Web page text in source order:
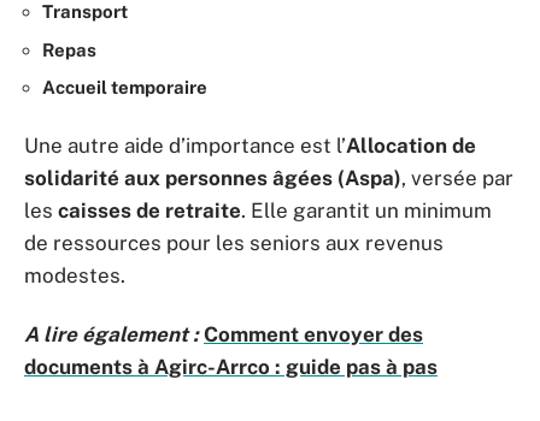
Transport
Repas
Accueil temporaire
Une autre aide d’importance est l’Allocation de
solidarité aux personnes âgées (Aspa), versée par
les caisses de retraite. Elle garantit un minimum
de ressources pour les seniors aux revenus
modestes.
A lire également : Comment envoyer des
documents à Agirc-Arrco : guide pas à pas